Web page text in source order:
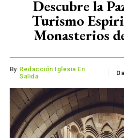
Descubre la
Turismo
Monasterios
By: Redacción Iglesia En
Salida